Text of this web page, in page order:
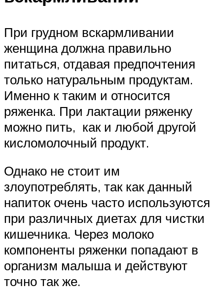
При грудном вскармливании
женщина должна правильно
питаться, отдавая предпочтения
только натуральным продуктам.
Именно к таким и относится
ряженка. При лактации ряженку
можно пить, как и любой другой
кисломолочный продукт.
Однако не стоит им
злоупотреблять, так как данный
напиток очень часто используются
при различных диетах для чистки
кишечника. Через молоко
компоненты ряженки попадают в
организм малыша и действуют
точно так же.